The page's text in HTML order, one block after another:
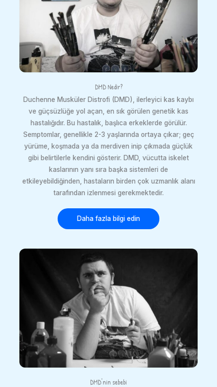
DMD Nedir?
Duchenne Musküler Distrofi (DMD), ilerleyici kas kaybı
ve güçsüzlüğe yol açan, en sık görülen genetik kas
hastalığıdır. Bu hastalık, başlıca erkeklerde görülür.
Semptomlar, genellikle 2-3 yaşlarında ortaya çıkar; geç
yürüme, koşmada ya da merdiven inip çıkmada güçlük
gibi belirtilerle kendini gösterir. DMD, vücutta iskelet
kaslarının yanı sıra başka sistemleri de
etkileyebildiğinden, hastaların birden çok uzmanlık alanı
tarafından izlenmesi gerekmektedir.
Daha fazla bilgi edin
DMD'nin sebebi